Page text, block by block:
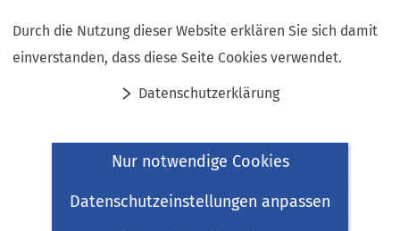
Durch die Nutzung dieser Website erklären Sie sich damit
einverstanden, dass diese Seite Cookies verwendet.
Datenschutzerklärung
Nur notwendige Cookies
Datenschutzeinstellungen anpassen
Inhalt anspringen